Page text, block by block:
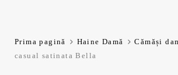
Prima pagină Haine Damă Cămăși
casual satinata Bella